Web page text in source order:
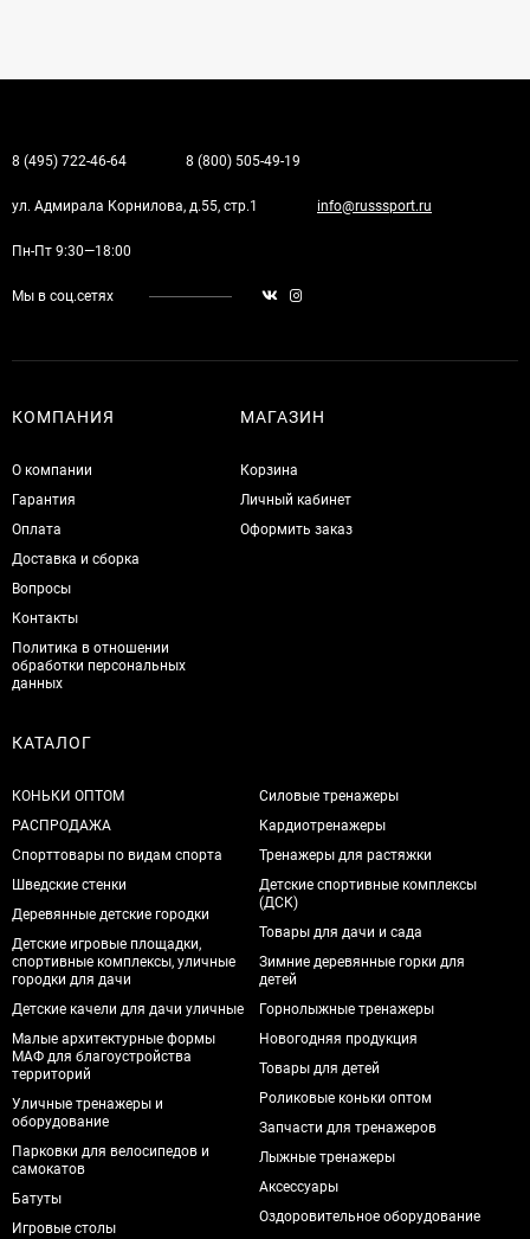
8 (495) 722-46-64 8 (800) 505-49-19
ул. Адмирала Корнилова, д.55, стр.1 info@russsport.ru
Пн-Пт 9:30—18:00
Мы в соц.сетях
КОМПАНИЯ
О компании
Гарантия
Оплата
Доставка и сборка
Вопросы
Контакты
Политика в отношении
обработки персональных
данных
МАГАЗИН
Корзина
Личный кабинет
Оформить заказ
КАТАЛОГ
КОНЬКИ ОПТОМ
РАСПРОДАЖА
Спорттовары по видам спорта
Шведские стенки
Деревянные детские городки
Детские игровые площадки,
спортивные комплексы, уличные
городки для дачи
Детские качели для дачи уличные
Малые архитектурные формы
МАФ для благоустройства
территорий
Уличные тренажеры и
оборудование
Парковки для велосипедов и
самокатов
Батуты
Игровые столы
Силовые тренажеры
Кардиотренажеры
Тренажеры для растяжки
Детские спортивные комплексы
(ДСК)
Товары для дачи и сада
Зимние деревянные горки для
детей
Горнолыжные тренажеры
Новогодняя продукция
Товары для детей
Роликовые коньки оптом
Запчасти для тренажеров
Лыжные тренажеры
Аксессуары
Оздоровительное оборудование